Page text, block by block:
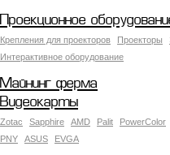
Проекционное
Крепления для проекторов Проекторы
Интерактивное оборудование
Майнинг ферма
Видеокарты
Zotac Sapphire AMD Palit PowerColor
PNY
ASUS EVGA